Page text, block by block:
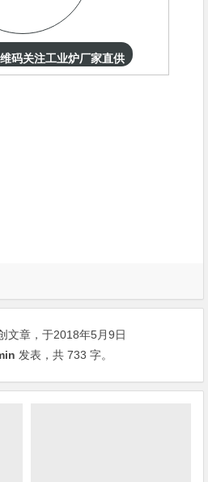
码关注工业炉厂家直供
文章，于2018年5月9日
发表，共 733 字。